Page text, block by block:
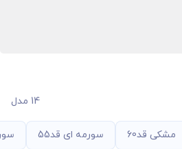
14 مدل
مشکی قد60 سورمه ای قد55